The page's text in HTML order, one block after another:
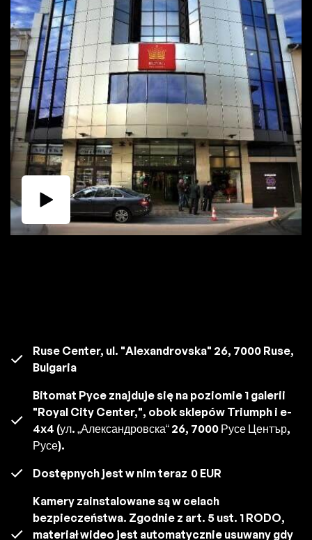
Ruse Center, ul. "Alexandrovska" 26, 7000 Ruse,
Bulgaria
Bitomat Pyce znajduje się na poziomie 1 galerii
"Royal City Center,", obok sklepów Triumph i e-
4x4 (ул. „Александровска“ 26, 7000 Русе Център,
Русе).
Dostępnych jest w nim teraz 0 EUR
Kamery zainstalowane są w celach
bezpieczeństwa. Zgodnie z art. 5 ust. 1 RODO,
materiał wideo jest automatycznie usuwany gdy